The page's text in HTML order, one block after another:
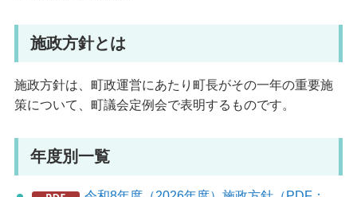
施政方針とは
施政方針は、町政運営にあたり町長がその一年の重要施
策について、町議会定例会で表明するものです。
年度別一覧